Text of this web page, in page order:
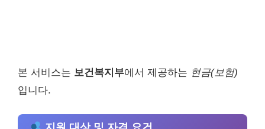
본 서비스는 보건복지부에서 제공하는 현금(보험)
입니다.